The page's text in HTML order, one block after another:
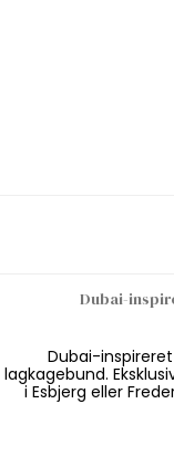
Dubai-
Dubai-inspireret
lagkagebund.
i Esbjerg eller